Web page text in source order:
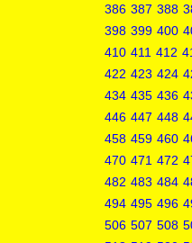
386 387 388
398 399 400
410 411 412
422 423 424
434 435 436
446 447 448
458 459 460
470 471 472
482 483 484
494 495 496
506 507 508